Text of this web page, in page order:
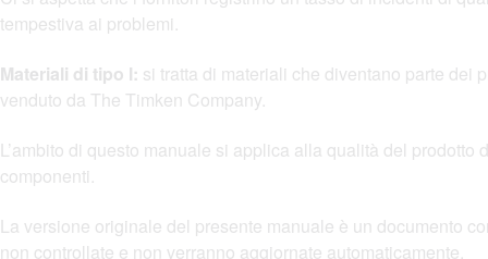
tempestiva ai problemi.
Materiali di tipo I: si tratta di materiali che diventano parte dei
venduto da The Timken Company.
L’ambito di questo manuale si applica alla qualità del
componenti.
La versione originale del presente manuale è un documento
non controllate e non verranno aggiornate automaticamente.